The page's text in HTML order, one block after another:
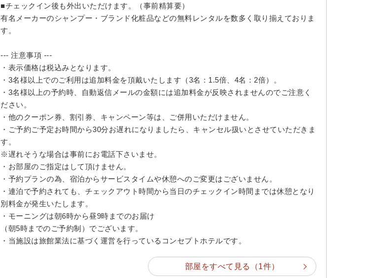
■チェックイン後も外出いただけます。（事前精算要）
有名メーカーのシャンプー・ブランド化粧品などの無料レンタルを数多く取り揃えておりま
す。
--- 注意事項 ---
・表示価格は税込みとなります。
・3名様以上でのご利用は追加料金を頂戴いたします（3名：1.5倍、4名：2倍）。
・3名様以上の予約時、自動返信メールの金額には追加料金が反映されませんのでご注意く
ださい。
・他のクーポン券、割引券、キャンペーン等は、ご併用いただけません。
・ご予約ご予定お時間から30分お遅れになりましたら、キャンセル扱いとさせていただきま
す。
※遅れそうな場合は事前にお電話下さいませ。
・お部屋のご指定はして頂けません。
・予約プランの為、宿泊からサービスタイムや休憩へのご変更はございません。
・連泊で予約されても、チェックアウト時間から当日のチェックイン時間までは休憩となり
別料金が発生いたします。
・モーニングは朝6時から昼9時までのお届け
（朝5時までのご予約制）でございます。
・当施設は旅館業法に基づく運営を行っているコンセプトホテルです。
部屋をすべて見る（1件）